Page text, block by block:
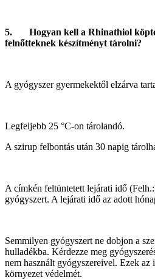
5. Hogyan kell a Rhinathiol
felnőtteknek készítményt tárolni?
A gyógyszer gyermekektől elzárva
Legfeljebb 25 °C-on tárolandó.
A szirup felbontás után 30 napig
A címkén feltüntetett lejárati idő
gyógyszert. A lejárati idő az adott
Semmilyen gyógyszert ne dobjon a
hulladékba. Kérdezze meg
nem használt gyógyszereivel. Ezek az
környezet védelmét.